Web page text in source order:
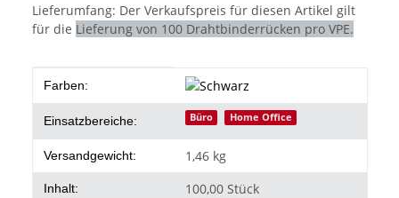
Lieferumfang: Der Verkaufspreis für diesen Artikel gilt
für die Lieferung von 100 Drahtbinderrücken pro VPE.
Produkteigenschaft
Wert
Farben:
Einsatzbereiche: Büro Home Office
Versandgewicht: 1,46 kg
Inhalt: 100,00 Stück